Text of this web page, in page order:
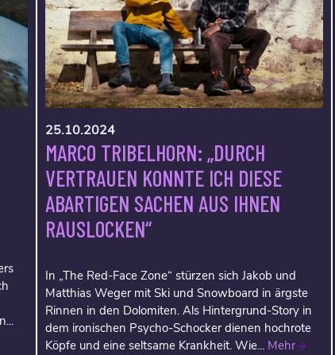
25.10.2024
MARCO TRIBELHORN: „DURCH
VERTRAUEN KONNTE ICH DIESE
ABARTIGEN SACHEN AUS IHNEN
RAUSLOCKEN“
In „The Red-Face Zone“ stürzen sich Jakob und
Matthias Weger mit Ski und Snowboard in ärgste
Rinnen in den Dolomiten. Als Hintergrund-Story in
dem ironischen Psycho-Schocker dienen hochrote
Köpfe und eine seltsame Krankheit. Wie... Mehr